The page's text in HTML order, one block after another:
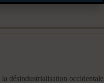
désindustrialisation occidentale